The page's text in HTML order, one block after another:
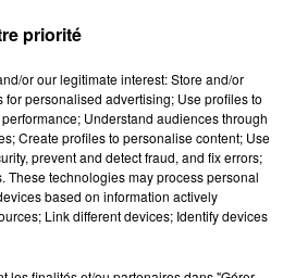
n'est pas
en
alors que
se sont
priorité
or our legitimate interest: Store and/or
personalised advertising; Use profiles to
Understand audiences through
Create profiles to personalise content; Use
prevent and detect fraud, and fix errors;
These technologies may process personal
based on information actively
Link different devices; Identify devices